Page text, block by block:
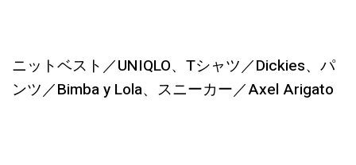
ニットベスト／UNIQLO、Tシャツ／Dickies、パ
ンツ／Bimba y Lola、スニーカー／Axel Arigato